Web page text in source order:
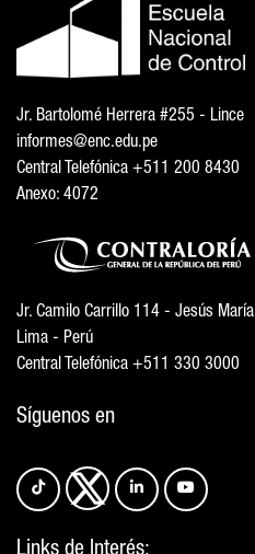
Jr. Bartolomé Herrera #255 - Lince
informes@enc.edu.pe
Central Telefónica +511 200 8430
Anexo: 4072
Jr. Camilo Carrillo 114 - Jesús María
Lima - Perú
Central Telefónica +511 330 3000
Síguenos en